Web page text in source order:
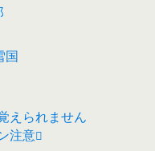
国
えられません
注意